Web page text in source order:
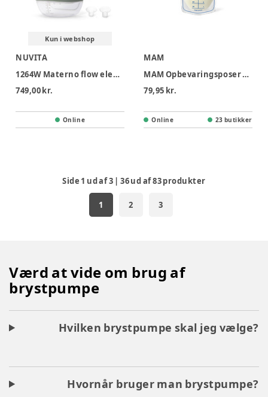
Kun i webshop
NUVITA
1264W Materno flow elektrisk brystpumpe
749,00 kr.
Online
MAM
MAM Opbevaringsposer Til Modermælk
79,95 kr.
Online 23 butikker
Side 1 ud af3 |36ud af83produkter
1 2 3
Værd at vide om brug af
brystpumpe
Hvilken brystpumpe skal jeg vælge?
Hvornår bruger man brystpumpe?